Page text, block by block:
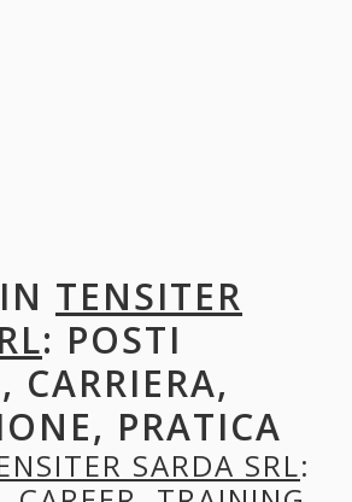
TENSITER
: POSTI
CARRIERA,
PRATICA
SARDA SRL: